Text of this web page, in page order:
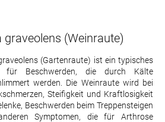
graveolens (Weinraute)
(Gartenraute) ist ein typisches
für Beschwerden, die durch Kälte
werden. Die Weinraute wird bei
Steifigkeit und Kraftlosigkeit
Beschwerden beim Treppensteigen
Symptomen, die für Arthrose